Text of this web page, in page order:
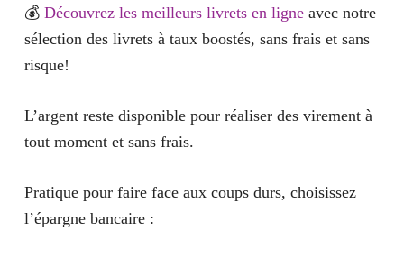
💰 Découvrez les meilleurs livrets en ligneavec notre
sélection des livrets à taux boostés, sans frais et sans
risque!
L’argent reste disponible pour réaliser des virement à
tout moment et sans frais.
Pratique pour faire face aux coups durs, choisissez
l’épargne bancaire :